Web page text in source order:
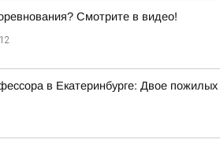
Смотрите в видео!
в Екатеринбурге: Двое